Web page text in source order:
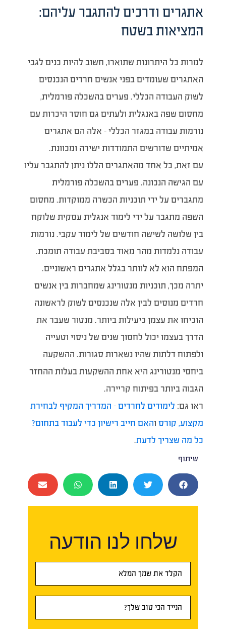
אתגרים ודרכים להתגבר עליהם:
המציאות בשטח
למרות כל היתרונות שתוארו, חשוב להיות כנים לגבי
האתגרים שעומדים בפני אנשים חרדים הנכנסים
לשוק העבודה הכללי. פערים בהשכלה פורמלית,
מחסום שפה באנגלית ולעתים גם חוסר היכרות עם
נורמות עבודה במגזר הכללי – אלה הם אתגרים
אמיתיים שדורשים התמודדות ישירה ומכוונת.
עם זאת, כל אחד מהאתגרים הללו ניתן להתגבר עליו
עם הגישה הנכונה. פערים בהשכלה פורמלית
מתגברים על ידי תוכניות הכשרה ממוקדות. מחסום
השפה מתגבר על ידי לימוד אנגלית עסקית שלוקח
בין שלושה לשישה חודשים של לימוד עקבי. נורמות
עבודה נלמדות מהר מאוד בסביבת עבודה תומכת.
המפתח הוא לא לוותר בגלל אתגרים ראשוניים.
יתרה מכך, תוכניות מנטורינג שמחברות בין אנשים
חרדים מנוסים לבין אלה שנכנסים לשוק לראשונה
הוכיחו את עצמן כיעילות ביותר. מנטור שעבר את
הדרך בעצמו יכול לחסוך שנים של ניסוי וטעייה
ולפתוח דלתות שהיו נשארות סגורות. ההשקעה
ביחסי מנטורינג היא אחת ההשקעות בעלות ההחזר
הגבוה ביותר בפיתוח קריירה.
ראו גם: לימודים לחרדים – המדריך המקיף לבחירת
מקצוע, קורס והאם חייב רישיון כדי לעבוד בתחום?
כל מה שצריך לדעת.
שיתוף
שלחו לנו הודעה
ראשי